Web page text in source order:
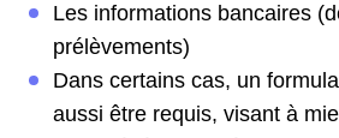
Les informations bancaires
prélèvements)
Dans certains cas, un
aussi être requis, visant à